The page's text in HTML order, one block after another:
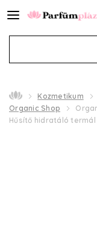
Kozmetikum
Organic Shop
Hűsítő hidratáló